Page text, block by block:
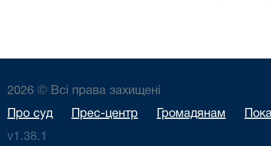
2026 © Всі права захищені
Про суд Прес-центр Громадянам
v1.38.1